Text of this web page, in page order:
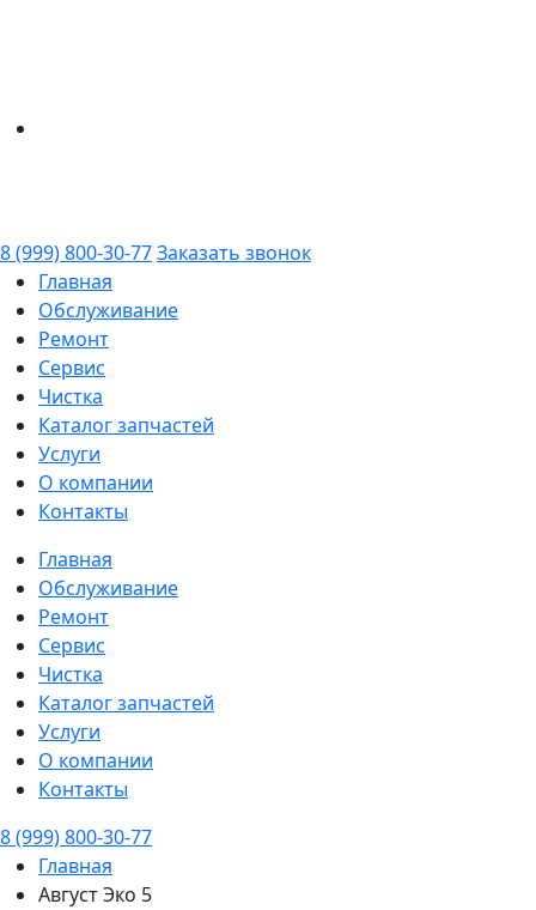
8 (999) 800-30-77Заказать звонок
Главная
Обслуживание
Ремонт
Сервис
Чистка
Каталог запчастей
Услуги
О компании
Контакты
Главная
Обслуживание
Ремонт
Сервис
Чистка
Каталог запчастей
Услуги
О компании
Контакты
8 (999) 800-30-77
Главная
Август Эко 5